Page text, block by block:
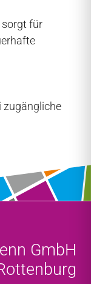
sorgt für
zugängliche
GmbH